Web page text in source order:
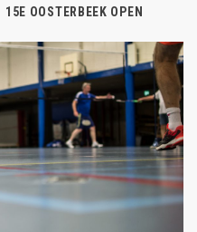
15E OOSTERBEEK OPEN